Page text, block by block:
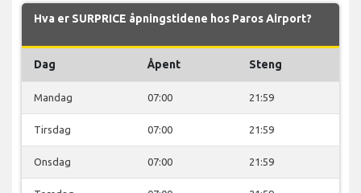
Hva er SURPRICE åpningstidene hos Paros Airport?
Dag Åpent Steng
Mandag 07:00 21:59
Tirsdag 07:00 21:59
Onsdag 07:00 21:59